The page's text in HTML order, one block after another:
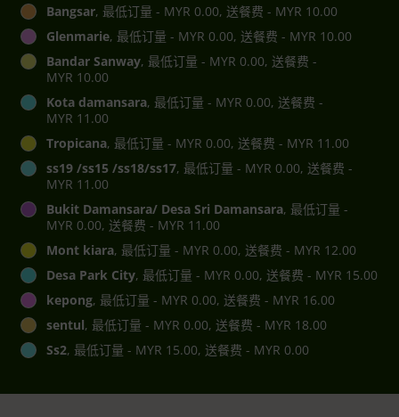
Bangsar, 最低订量 - MYR 0.00, 送餐费 - MYR 10.00
Glenmarie, 最低订量 - MYR 0.00, 送餐费 - MYR 10.00
Bandar Sanway, 最低订量 - MYR 0.00, 送餐费 -
MYR 10.00
Kota damansara, 最低订量 - MYR 0.00, 送餐费 -
MYR 11.00
Tropicana, 最低订量 - MYR 0.00, 送餐费 - MYR 11.00
ss19 /ss15 /ss18/ss17, 最低订量 - MYR 0.00, 送餐费 -
MYR 11.00
Bukit Damansara/ Desa Sri Damansara, 最低订量 -
MYR 0.00, 送餐费 - MYR 11.00
Mont kiara, 最低订量 - MYR 0.00, 送餐费 - MYR 12.00
Desa Park City, 最低订量 - MYR 0.00, 送餐费 - MYR 15.00
kepong, 最低订量 - MYR 0.00, 送餐费 - MYR 16.00
sentul, 最低订量 - MYR 0.00, 送餐费 - MYR 18.00
Ss2, 最低订量 - MYR 15.00, 送餐费 - MYR 0.00